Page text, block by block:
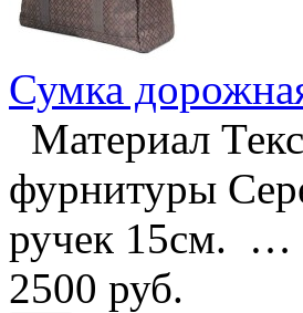
Сумка
Материал
фурнитуры
ручек 15см. …
2500 руб.